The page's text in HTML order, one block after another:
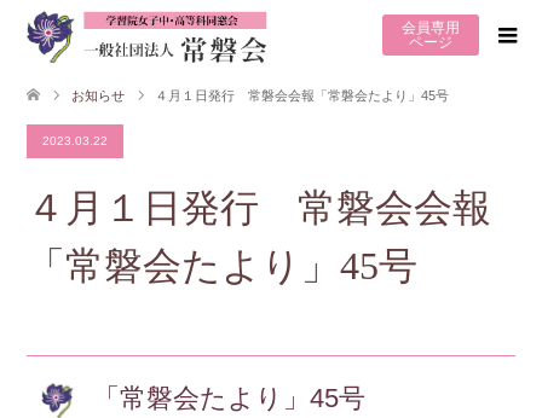
会員専用
ページ
お知らせ ４月１日発行 常磐会会報「常磐会たより」45号
2023.03.22
４月１日発行 常磐会会報
「常磐会たより」45号
「常磐会たより」45号